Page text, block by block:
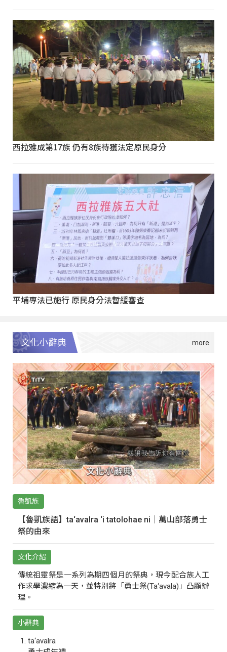
西拉雅成第17族 仍有8族待獲法定原民身分
平埔專法已施行 原民身分法暫緩審查
文化小辭典
魯凱族
【魯凱族語】ta‘avalra ‘i tatolohae ni｜萬山部落勇士
祭的由來
文化介紹
傳統祖靈祭是一系列為期四個月的祭典，現今配合族人工
作求學濃縮為一天，並特別將「勇士祭(Ta‘avala)」凸顯辦
理。
小辭典
ta‘avalra